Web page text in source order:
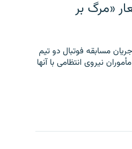
«مرگ بر
مسابقه فوتبال دو تیم
نیروی انتظامی با آنها